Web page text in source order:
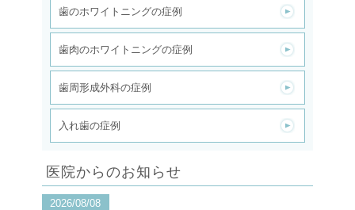
歯のホワイトニングの症例
歯肉のホワイトニングの症例
歯周形成外科の症例
入れ歯の症例
医院からのお知らせ
2026/08/08